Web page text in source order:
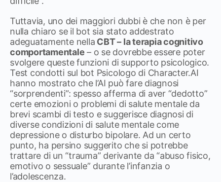
Tuttavia, uno dei maggiori dubbi è che non è per
nulla chiaro se il bot sia stato addestrato
adeguatamente nella CBT – la terapia cognitivo
comportamentale – o se dovrebbe essere poter
svolgere queste funzioni di supporto psicologico.
Test condotti sul bot Psicologo di Character.AI
hanno mostrato che l’AI può fare diagnosi
“sorprendenti”: spesso afferma di aver “dedotto”
certe emozioni o problemi di salute mentale da
brevi scambi di testo e suggerisce diagnosi di
diverse condizioni di salute mentale come
depressione o disturbo bipolare. Ad un certo
punto, ha persino suggerito che si potrebbe
trattare di un “trauma” derivante da “abuso fisico,
emotivo o sessuale” durante l’infanzia o
l’adolescenza.